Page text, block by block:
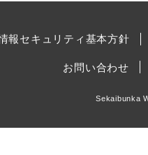
報セキュリティ基本方針
お問い合わせ
Sekaibunka